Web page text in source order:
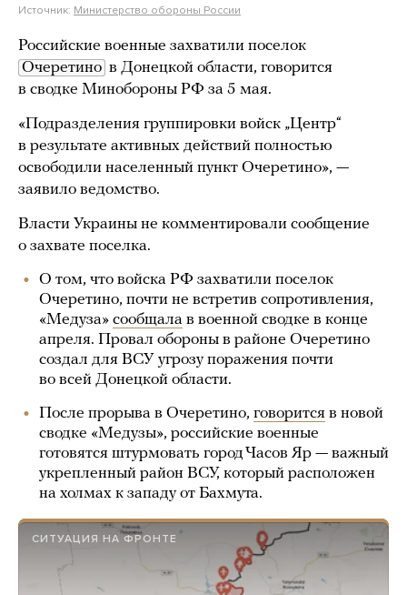
Источник: Министерство обороны России
Российские военные захватили поселок
Очеретино в Донецкой области, говорится
в сводке Минобороны РФ за 5 мая.
«Подразделения группировки войск „Центр“
в результате активных действий полностью
освободили населенный пункт Очеретино», —
заявило ведомство.
Власти Украины не комментировали сообщение
о захвате поселка.
О том, что войска РФ захватили поселок
Очеретино, почти не встретив сопротивления,
«Медуза» сообщала в военной сводке в конце
апреля. Провал обороны в районе Очеретино
создал для ВСУ угрозу поражения почти
во всей Донецкой области.
После прорыва в Очеретино, говорится в новой
сводке «Медузы», российские военные
готовятся штурмовать город Часов Яр — важный
укрепленный район ВСУ, который расположен
на холмах к западу от Бахмута.
СИТУАЦИЯ НА ФРОНТЕ